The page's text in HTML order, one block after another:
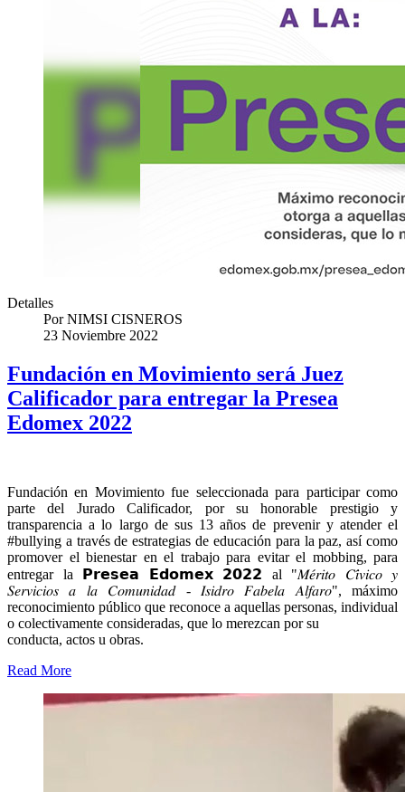
Detalles
PorNIMSI CISNEROS
23 Noviembre 2022
Fundación en Movimiento será Juez
Calificador para entregar la Presea
Edomex 2022
Fundación en Movimiento fue seleccionada para participar como
parte del Jurado Calificador, por su honorable prestigio y
transparencia a lo largo de sus 13 años de prevenir y atender el
#bullying a través de estrategias de educación para la paz, así como
promover el bienestar en el trabajo para evitar el mobbing, para
entregar la 𝗣𝗿𝗲𝘀𝗲𝗮 𝗘𝗱𝗼𝗺𝗲𝘅 𝟮𝟬𝟮𝟮 al "𝑀𝑒́𝑟𝑖𝑡𝑜 𝐶𝑖́𝑣𝑖𝑐𝑜 𝑦
𝑆𝑒𝑟𝑣𝑖𝑐𝑖𝑜𝑠 𝑎 𝑙𝑎 𝐶𝑜𝑚𝑢𝑛𝑖𝑑𝑎𝑑 - 𝐼𝑠𝑖𝑑𝑟𝑜 𝐹𝑎𝑏𝑒𝑙𝑎 𝐴𝑙𝑓𝑎𝑟𝑜", máximo
reconocimiento público que reconoce a aquellas personas, individual
o colectivamente consideradas, que lo merezcan por su
conducta, actos u obras.
Read More